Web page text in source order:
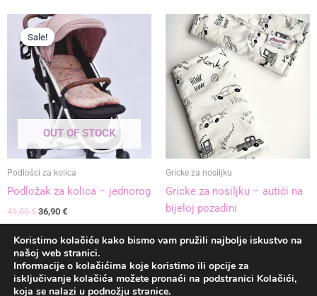
Sale!
OUT OF STOCK
Sale!
Podlošci za kolica
Podložak za kolica – jednorog
41,00€
Izvorna
cijena
bila
je:
41,00 €.
36,90 €
Trenutna
cijena
je:
36,90 €.
Gricke za nosiljku
Gricke za nosiljku – autići na
bijeloj pozadini
|Recenzije|Uvjeti poslovanja |Kolačići|
Koristimo kolačiće kako bismo vam pružili najbolje iskustvo na
našoj web stranici.
Informacije o kolačićima koje koristimo ili opcije za
isključivanje kolačića možete pronaći na podstranici Kolačići,
koja se nalazi u podnožju stranice.